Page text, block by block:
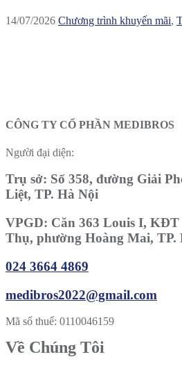
14/07/2026 Chương trình khuyến mãi,
CÔNG TY CỔ PHẦN MEDIBROS
Người đại diện:
Trụ sở: Số 358, đường Giải
Liệt, TP. Hà Nội
VPGD: Căn 363 Louis I,
Thụ, phường Hoàng Mai, TP.
024 3664 4869
medibros2022@gmail.com
Mã số thuế: 0110046159
Về Chúng Tôi